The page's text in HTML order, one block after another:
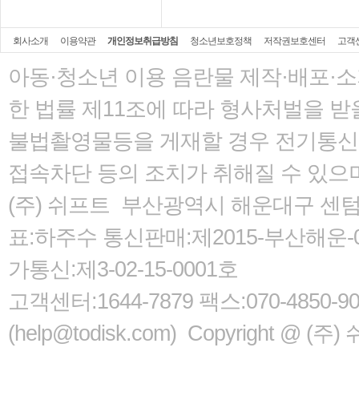
회사소개 이용약관 개인정보취급방침 청소년보호정책 저작권보호센터 고객
아동·청소년 이용 음란물 제작·배포·
한 법률 제11조에 따라 형사처벌을 받
불법촬영물등을 게재할 경우 전기통
접속차단 등의 조치가 취해질 수 있으
(주) 쉬프트 부산광역시 해운대구 센
표:하주수 통신판매:제2015-부산해
가통신:제3-02-15-0001호
고객센터:1644-7879 팩스:070-4850-
(help@todisk.com) Copyright @ (주)